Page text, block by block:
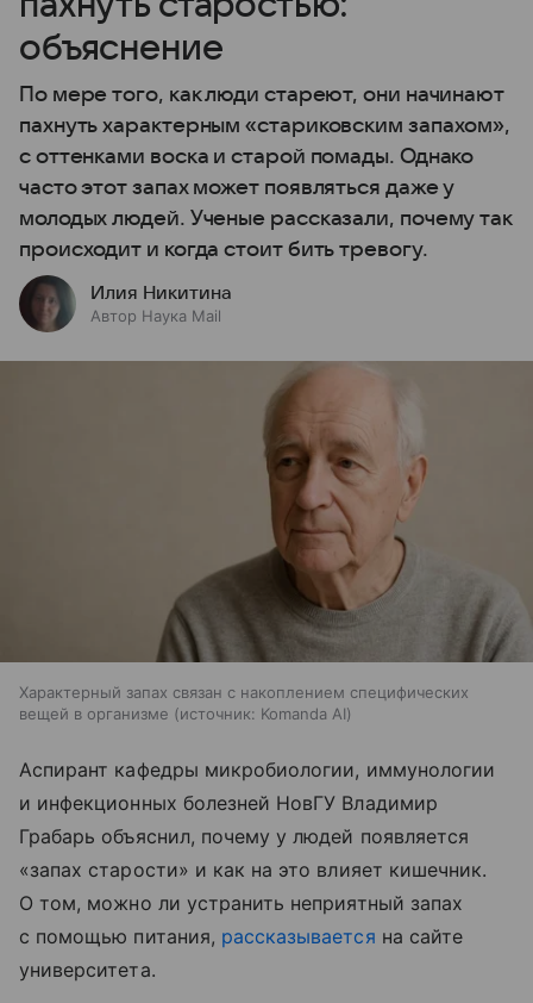
объяснение
По мере того, как люди стареют, они начинают
пахнуть характерным «стариковским запахом»,
с оттенками воска и старой помады. Однако
часто этот запах может появляться даже у
молодых людей. Ученые рассказали, почему так
происходит и когда стоит бить тревогу.
Илия Никитина
Автор Наука Mail
Характерный запах связан с накоплением специфических
вещей в организме
источник: Komanda AI
Аспирант кафедры микробиологии, иммунологии
и инфекционных болезней НовГУ Владимир
Грабарь объяснил, почему у людей появляется
«запах старости» и как на это влияет кишечник.
О том, можно ли устранить неприятный запах
с помощью питания, рассказывается на сайте
университета.